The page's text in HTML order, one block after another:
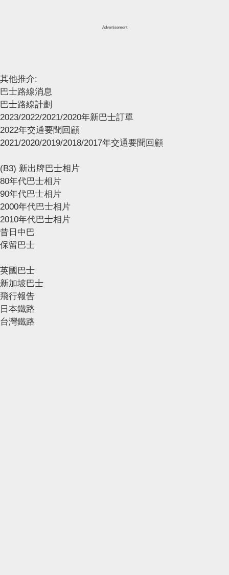
Advertisement
其他推介:
巴士路線消息
巴士路線計劃
2023/2022/2021/2020年新巴士訂單
2022年交通要聞回顧
2021/2020/2019/2018/2017年交通要聞回顧
(B3) 新出牌巴士相片
80年代巴士相片
90年代巴士相片
2000年代巴士相片
2010年代巴士相片
昔日中巴
保留巴士
英國巴士
新加坡巴士
飛行報告
日本鐵路
台灣鐵路